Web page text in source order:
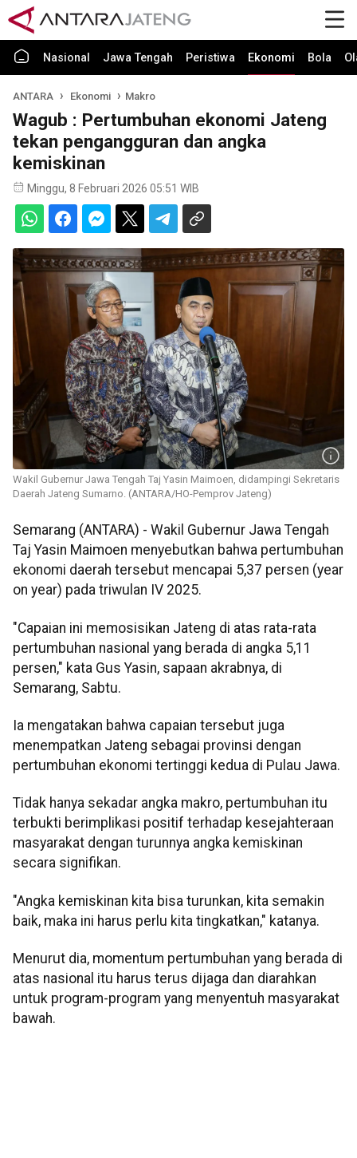
Nasional Jawa Tengah Peristiwa Ekonomi Bola
ANTARA Ekonomi Makro
Wagub : Pertumbuhan ekonomi Jateng
tekan pengangguran dan angka
kemiskinan
Minggu, 8 Februari 2026 05:51 WIB
Wakil Gubernur Jawa Tengah Taj Yasin Maimoen, didampingi Sekretaris
Daerah Jateng Sumarno. (ANTARA/HO-Pemprov Jateng)
Semarang (ANTARA) - Wakil Gubernur Jawa Tengah
Taj Yasin Maimoen menyebutkan bahwa pertumbuhan
ekonomi daerah tersebut mencapai 5,37 persen (year
on year) pada triwulan IV 2025.
"Capaian ini memosisikan Jateng di atas rata-rata
pertumbuhan nasional yang berada di angka 5,11
persen," kata Gus Yasin, sapaan akrabnya, di
Semarang, Sabtu.
Ia mengatakan bahwa capaian tersebut juga
menempatkan Jateng sebagai provinsi dengan
pertumbuhan ekonomi tertinggi kedua di Pulau Jawa.
Tidak hanya sekadar angka makro, pertumbuhan itu
terbukti berimplikasi positif terhadap kesejahteraan
masyarakat dengan turunnya angka kemiskinan
secara signifikan.
"Angka kemiskinan kita bisa turunkan, kita semakin
baik, maka ini harus perlu kita tingkatkan," katanya.
Menurut dia, momentum pertumbuhan yang berada di
atas nasional itu harus terus dijaga dan diarahkan
untuk program-program yang menyentuh masyarakat
bawah.